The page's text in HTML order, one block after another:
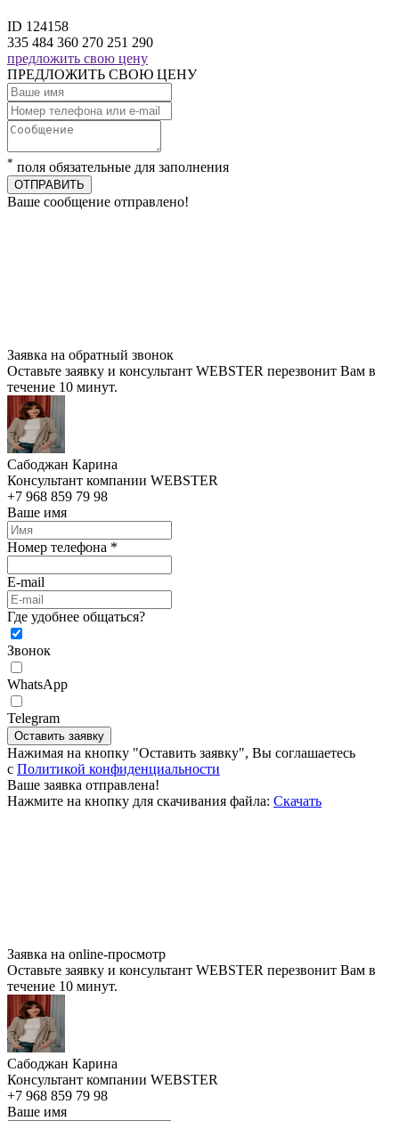
ID 124158
335 484 360 270 251 290
предложить свою цену
ПРЕДЛОЖИТЬ СВОЮ ЦЕНУ
* поля обязательные для заполнения
ОТПРАВИТЬ
Ваше сообщение отправлено!
Заявка на обратный звонок
Оставьте заявку и консультант WEBSTER перезвонит Вам в
течение 10 минут.
Сабоджан Карина
Консультант компании WEBSTER
+7 968 859 79 98
Ваше имя
Номер телефона *
E-mail
Где удобнее общаться?
Звонок
WhatsApp
Telegram
Оставить заявку
Нажимая на кнопку "Оставить заявку", Вы соглашаетесь
c Политикой конфиденциальности
Ваше заявка отправлена!
Нажмите на кнопку для скачивания файла: Скачать
Заявка на online-просмотр
Оставьте заявку и консультант WEBSTER перезвонит Вам в
течение 10 минут.
Сабоджан Карина
Консультант компании WEBSTER
+7 968 859 79 98
Ваше имя